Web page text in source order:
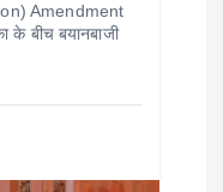
Amendment
बीच बयानबाजी